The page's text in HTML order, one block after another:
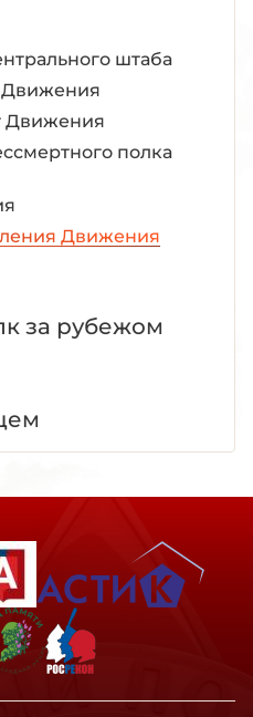
штаба
Движения
Движения
полка
Движения
за рубежом